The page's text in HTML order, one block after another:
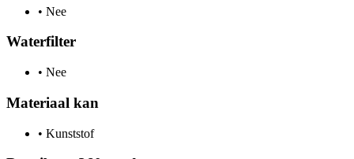
• Nee
Waterfilter
• Nee
Materiaal kan
• Kunststof